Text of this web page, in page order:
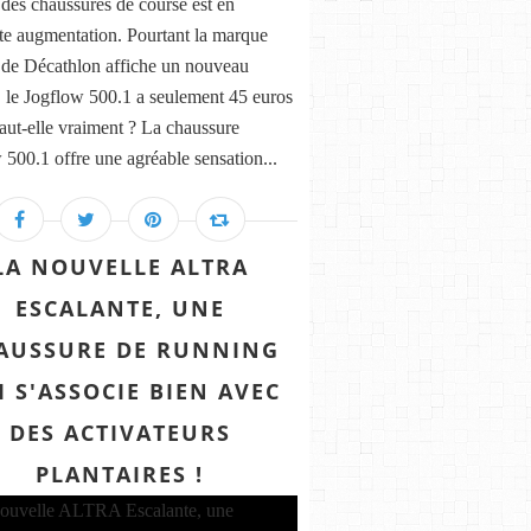
chaussures de course est en
augmentation. Pourtant la marque
Décathlon affiche un nouveau
le Jogflow 500.1 a seulement 45 euros
elle vraiment ? La chaussure
offre une agréable sensation...
NOUVELLE ALTRA
ESCALANTE, UNE
DE RUNNING
S'ASSOCIE BIEN AVEC
DES ACTIVATEURS
PLANTAIRES !